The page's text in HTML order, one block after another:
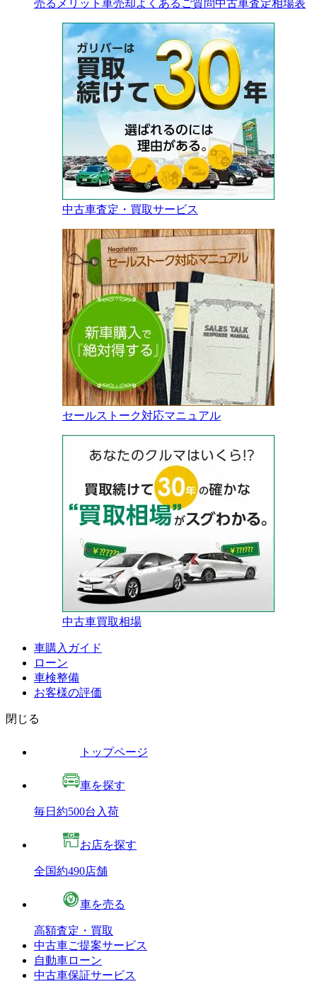
売るメリット 車売却よくあるご質問中古車査定相場表
中古車査定・買取サービス
セールストーク対応マニュアル
中古車買取相場
車購入ガイド
ローン
車検整備
お客様の評価
閉じる
トップページ
車を探す
毎日約500台入荷
お店を探す
全国約490店舗
車を売る
高額査定・買取
中古車ご提案サービス
自動車ローン
中古車保証サービス